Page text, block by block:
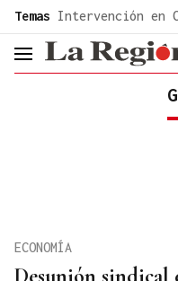
common.go-to-content
Temas Intervención en
header.menu.open
ECONOMÍA